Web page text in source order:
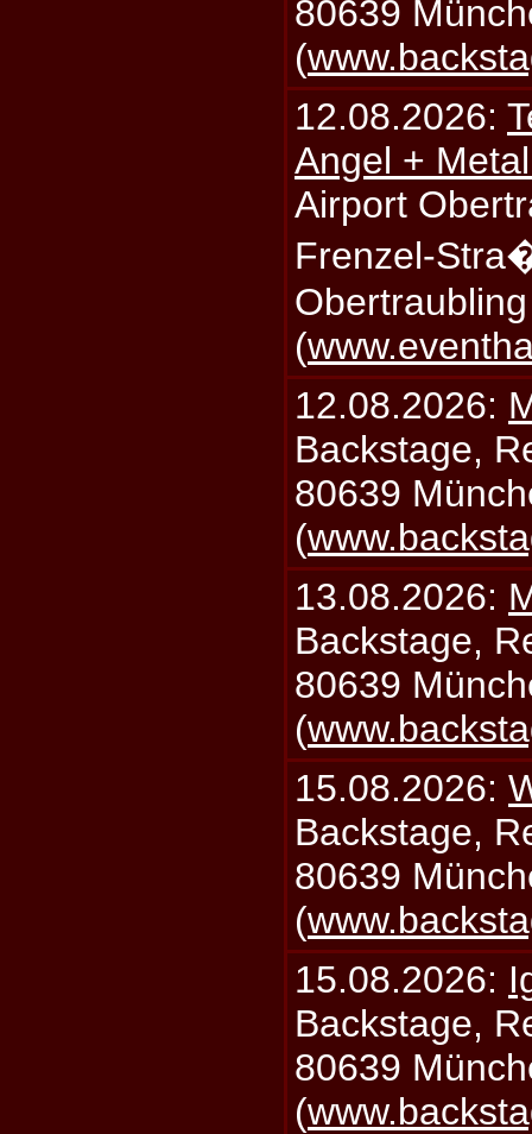
80639
(
12.08.2026:
Angel +
Airport
Frenzel-
(
12.08.2026:
Backstage,
80639
(
13.08.2026:
Backstage,
80639
(
15.08.2026:
Backstage,
80639
(
15.08.2026:
Backstage,
80639
(